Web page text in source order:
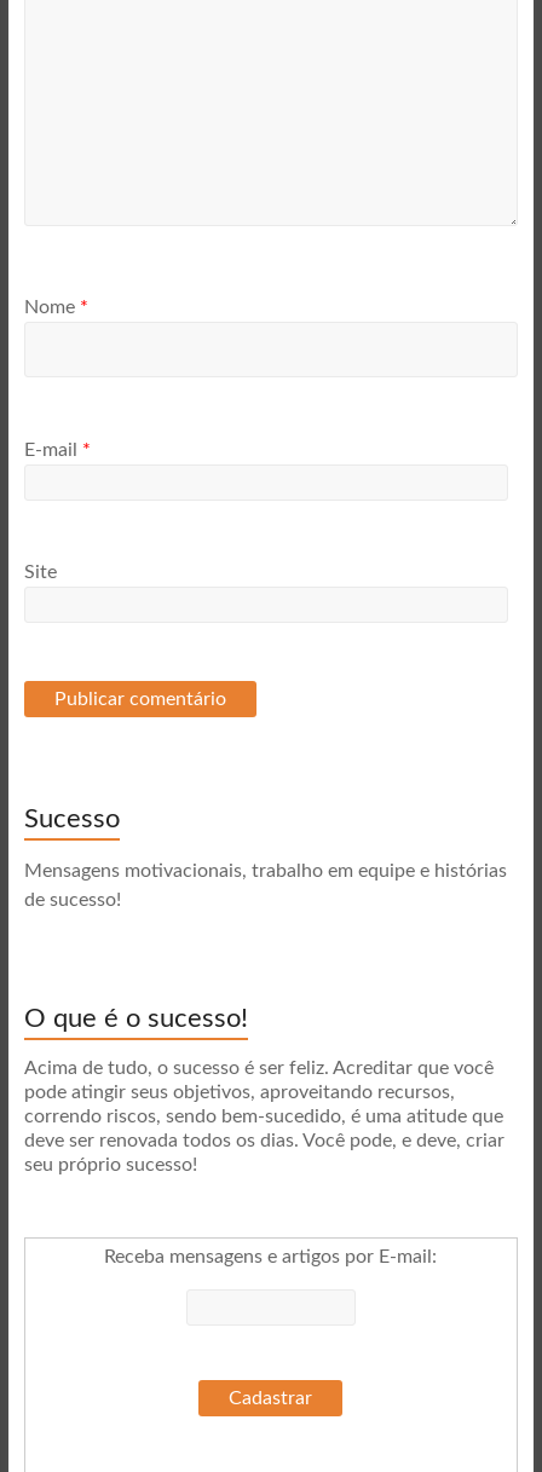
Nome *
E-mail *
Site
Sucesso
Mensagens motivacionais, trabalho em equipe e histórias
de sucesso!
O que é o sucesso!
Acima de tudo, o sucesso é ser feliz. Acreditar que você
pode atingir seus objetivos, aproveitando recursos,
correndo riscos, sendo bem-sucedido, é uma atitude que
deve ser renovada todos os dias. Você pode, e deve, criar
seu próprio sucesso!
Receba mensagens e artigos por E-mail :